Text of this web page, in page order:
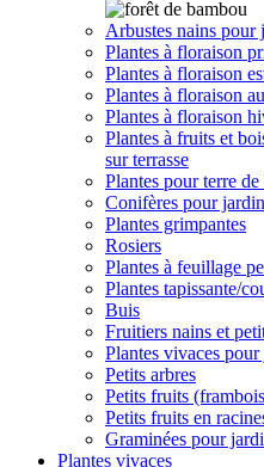
Arbustes nains pour
Plantes à floraison
Plantes à floraison
Plantes à floraison
Plantes à floraison
Plantes à fruits et
sur terrasse
Plantes pour terre
Conifères pour
Plantes grimpantes
Rosiers
Plantes à feuillage
Plantes tapissante/
Buis
Fruitiers nains et
Plantes vivaces
Petits arbres
Petits fruits
Petits fruits en
Graminées pour
Plantes vivaces